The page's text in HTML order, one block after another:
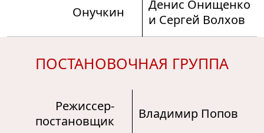
Онучкин
Денис Онищенко
и Сергей Волхов
ПОСТАНОВОЧНАЯ ГРУППА
Режиссер-
постановщик
Владимир Попов